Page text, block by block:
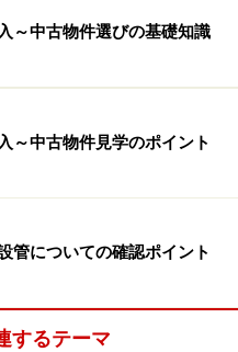
～中古物件選びの基礎知識
～中古物件見学のポイント
管についての確認ポイント
するテーマ